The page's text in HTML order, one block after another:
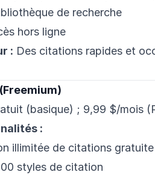
de recherche
hors ligne
: Des citations rapides et
(basique) ; 9,99 $/mois
:
illimitée de citations gratuite
styles de citation